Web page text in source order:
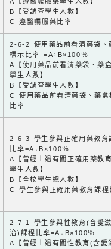
B【受調查學生人數】
C 遵醫囑服藥比率
2-6-2 使用藥品前看清藥袋、
標示比率 =A÷B×100％
A【使用藥品前看清藥袋、藥
學生人數】
B【受調查學生人數】
C 使用藥品前看清藥袋、藥盒
比率
2-6-3 學生參與正確用藥教育
比率=A÷B×100％
A【曾經上過有關正確用藥教
學生人數】
B【全校學生總人數】
C 學生參與正確用藥教育課程
2-7-1 學生參與性教育(含愛
治)課程比率=A÷B×100％
A【曾經上過有關性教育(含愛